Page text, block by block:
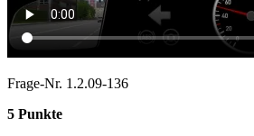
Frage-Nr. 1.2.09-136
5 Punkte